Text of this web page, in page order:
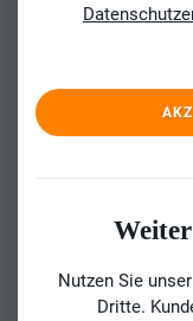
Nutzen Sie
Dritte.